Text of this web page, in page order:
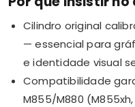
Cilindro original
— essencial para
e identidade visual
Compatibilidade
M855/M880